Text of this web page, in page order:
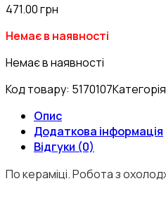
471.00грн
Немає в наявності
Немає в наявності
Код товару: 5170107
Опис
Додаткова інформація
Відгуки (0)
По кераміці. Робота з